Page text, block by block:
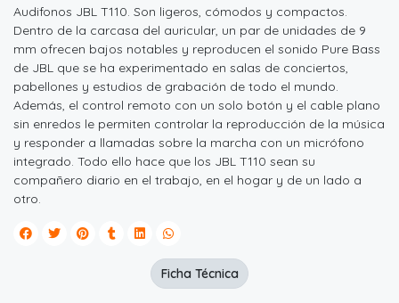
Audifonos JBL T110. Son ligeros, cómodos y compactos.
Dentro de la carcasa del auricular, un par de unidades de 9
mm ofrecen bajos notables y reproducen el sonido Pure Bass
de JBL que se ha experimentado en salas de conciertos,
pabellones y estudios de grabación de todo el mundo.
Además, el control remoto con un solo botón y el cable plano
sin enredos le permiten controlar la reproducción de la música
y responder a llamadas sobre la marcha con un micrófono
integrado. Todo ello hace que los JBL T110 sean su
compañero diario en el trabajo, en el hogar y de un lado a
otro.
Ficha Técnica